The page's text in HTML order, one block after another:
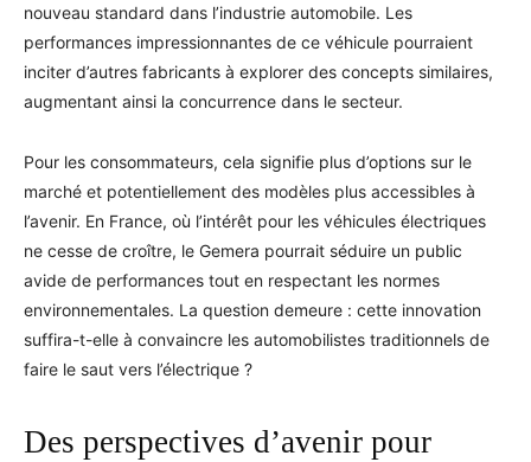
nouveau standard dans l’industrie automobile. Les
performances impressionnantes de ce véhicule pourraient
inciter d’autres fabricants à explorer des concepts similaires,
augmentant ainsi la concurrence dans le secteur.
Pour les consommateurs, cela signifie plus d’options sur le
marché et potentiellement des modèles plus accessibles à
l’avenir. En France, où l’intérêt pour les véhicules électriques
ne cesse de croître, le Gemera pourrait séduire un public
avide de performances tout en respectant les normes
environnementales. La question demeure : cette innovation
suffira-t-elle à convaincre les automobilistes traditionnels de
faire le saut vers l’électrique ?
Des perspectives d’avenir pour